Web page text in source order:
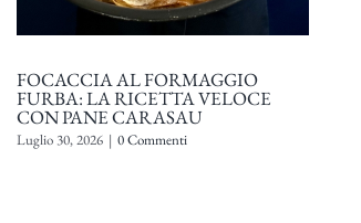
FOCACCIA AL FORMAGGIO
FURBA: LA RICETTA VELOCE
CON PANE CARASAU
Luglio 30, 2026 | 0 Commenti